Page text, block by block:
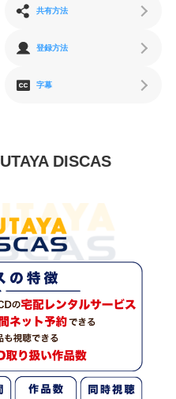
共有方法
登録方法
字幕
DISCAS